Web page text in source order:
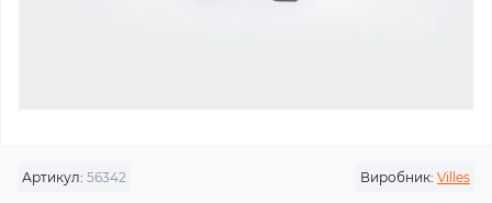
Артикул: 56342 Виробник: Villes